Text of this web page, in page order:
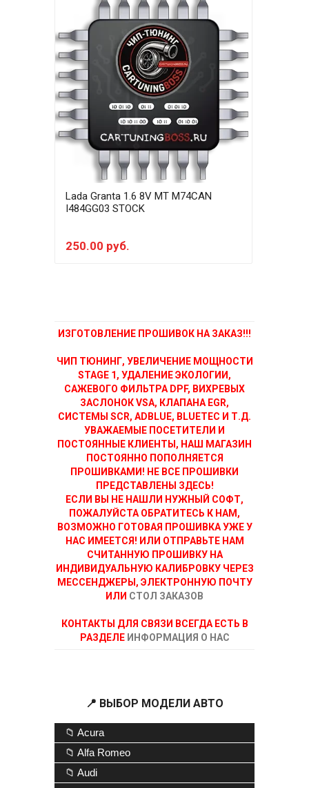
Lada Granta 1.6 8V MT M74CAN
I484GG03 STOCK
250.00 руб.
ИЗГОТОВЛЕНИЕ ПРОШИВОК НА ЗАКАЗ!!!
ЧИП ТЮНИНГ, УВЕЛИЧЕНИЕ МОЩНОСТИ
STAGE 1, УДАЛЕНИЕ ЭКОЛОГИИ,
САЖЕВОГО ФИЛЬТРА DPF, ВИХРЕВЫХ
ЗАСЛОНОК VSA, КЛАПАНА EGR,
СИСТЕМЫ SCR, ADBLUE, BLUETEC И Т.Д.
УВАЖАЕМЫЕ ПОСЕТИТЕЛИ И
ПОСТОЯННЫЕ КЛИЕНТЫ, НАШ МАГАЗИН
ПОСТОЯННО ПОПОЛНЯЕТСЯ
ПРОШИВКАМИ! НЕ ВСЕ ПРОШИВКИ
ПРЕДСТАВЛЕНЫ ЗДЕСЬ!
ЕСЛИ ВЫ НЕ НАШЛИ НУЖНЫЙ СОФТ,
ПОЖАЛУЙСТА ОБРАТИТЕСЬ К НАМ,
ВОЗМОЖНО ГОТОВАЯ ПРОШИВКА УЖЕ У
НАС ИМЕЕТСЯ! ИЛИ ОТПРАВЬТЕ НАМ
СЧИТАННУЮ ПРОШИВКУ НА
ИНДИВИДУАЛЬНУЮ КАЛИБРОВКУ ЧЕРЕЗ
МЕССЕНДЖЕРЫ, ЭЛЕКТРОННУЮ ПОЧТУ
ИЛИ СТОЛ ЗАКАЗОВ
КОНТАКТЫ ДЛЯ СВЯЗИ ВСЕГДА ЕСТЬ В
РАЗДЕЛЕ ИНФОРМАЦИЯ О НАС
📍 ВЫБОР МОДЕЛИ АВТО
📁 Acura
📁 Alfa Romeo
📁 Audi